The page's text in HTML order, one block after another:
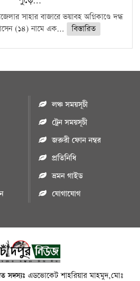
সাহার বাজারে ভয়াবহ অগ্নিকাণ্ডে দগ্ধ
(১৪) নামে এক...
বিস্তারিত
লঞ্চ সময়সূচী
ট্রেন সময়সূচী
জরুরী ফোন নম্বর
প্রতিনিধি
ভ্রমন গাইড
যোগাযোগ
সদস্যঃ এডভোকেট শাহরিয়ার মাহমুদ,মোঃ